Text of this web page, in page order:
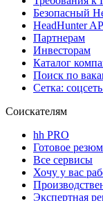
Безопасный
HeadHunter
Партнерам
Инвесторам
Каталог
Поиск по
Сетка:
Соискателям
hh PRO
Готовое
Все сервисы
Хочу у вас
Экспертная